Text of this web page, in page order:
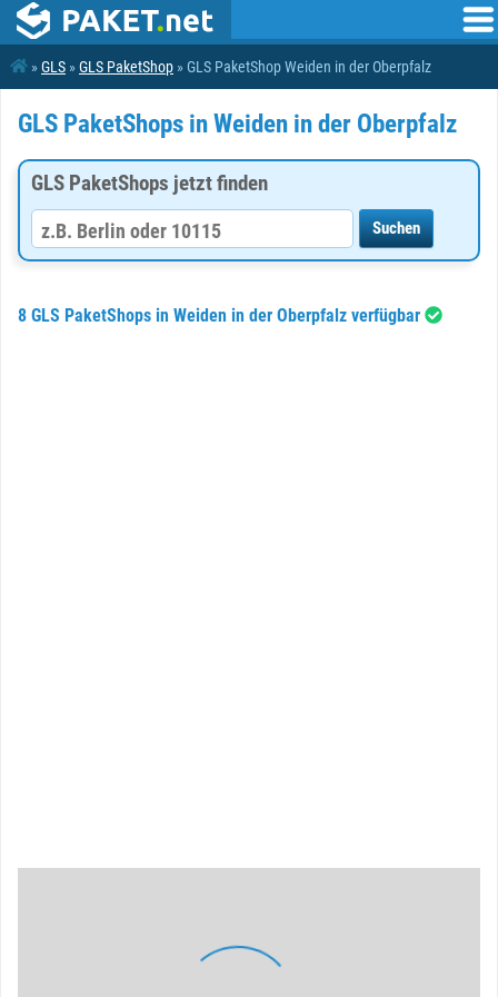
»GLS »GLS PaketShop » GLS PaketShop Weiden in der Oberpfalz
GLS PaketShops in Weiden in der Oberpfalz
GLS PaketShops jetzt finden
8 GLS PaketShops in Weiden in der Oberpfalz verfügbar